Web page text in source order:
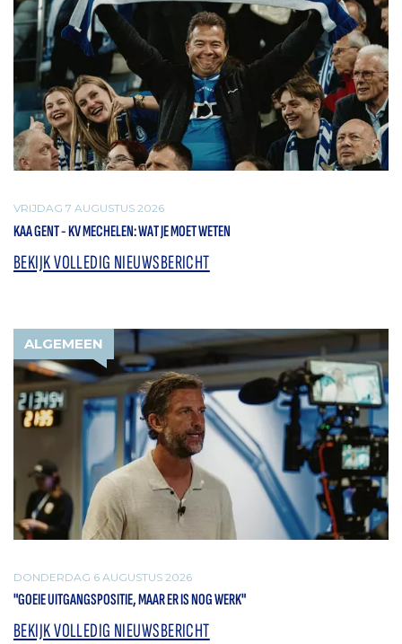
VRIJDAG 7 AUGUSTUS 2026
KAA GENT - KV MECHELEN: WAT JE MOET WETEN
BEKIJK VOLLEDIG NIEUWSBERICHT
ALGEMEEN
DONDERDAG 6 AUGUSTUS 2026
"GOEIE UITGANGSPOSITIE, MAAR ER IS NOG WERK"
BEKIJK VOLLEDIG NIEUWSBERICHT